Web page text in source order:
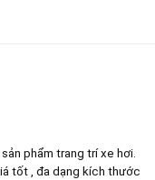
phẩm trang trí xe hơi.
tốt , đa dạng kích thước